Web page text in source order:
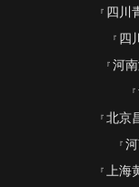
四川
四
河
北京
上海